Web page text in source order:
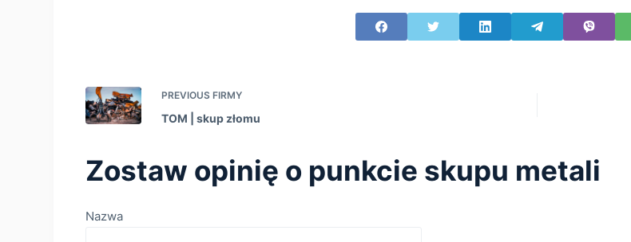
PREVIOUS FIRMY
TOM | skup złomu
Zostaw opinię o punkcie skupu metali
Nazwa